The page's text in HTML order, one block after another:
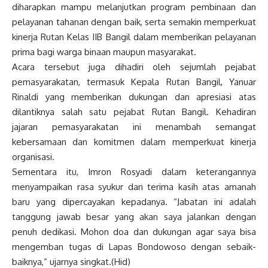
diharapkan mampu melanjutkan program pembinaan dan
pelayanan tahanan dengan baik, serta semakin memperkuat
kinerja Rutan Kelas IIB Bangil dalam memberikan pelayanan
prima bagi warga binaan maupun masyarakat.
Acara tersebut juga dihadiri oleh sejumlah pejabat
pemasyarakatan, termasuk Kepala Rutan Bangil, Yanuar
Rinaldi yang memberikan dukungan dan apresiasi atas
dilantiknya salah satu pejabat Rutan Bangil. Kehadiran
jajaran pemasyarakatan ini menambah semangat
kebersamaan dan komitmen dalam memperkuat kinerja
organisasi.
Sementara itu, Imron Rosyadi dalam keterangannya
menyampaikan rasa syukur dan terima kasih atas amanah
baru yang dipercayakan kepadanya. “Jabatan ini adalah
tanggung jawab besar yang akan saya jalankan dengan
penuh dedikasi. Mohon doa dan dukungan agar saya bisa
mengemban tugas di Lapas Bondowoso dengan sebaik-
baiknya,” ujarnya singkat.(Hid)